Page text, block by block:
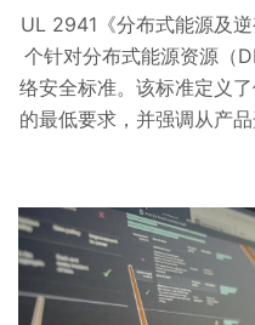
UL 2941《分布式能源及
个针对分布式能源资源（
络安全标准。该标准定义
的最低要求，并强调从产